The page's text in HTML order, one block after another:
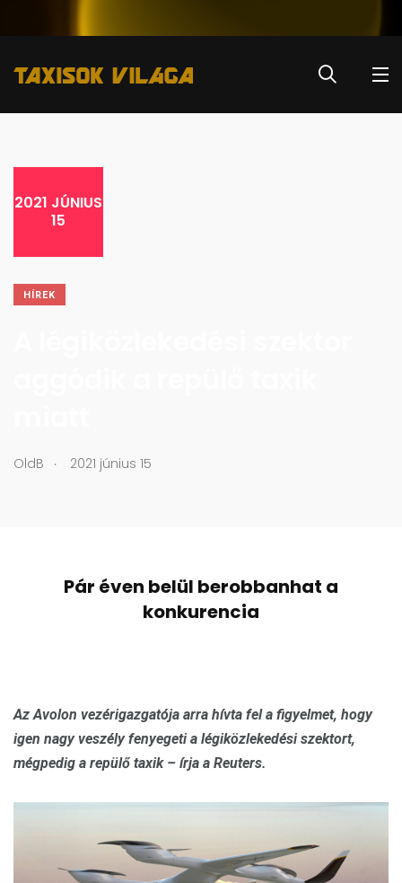
2021 JÚNIUS
15
HÍREK
OldB . 2021 június 15
Pár éven belül berobbanhat a
konkurencia
Az Avolon vezérigazgatója arra hívta fel a figyelmet, hogy
igen nagy veszély fenyegeti a légiközlekedési szektort,
mégpedig a repülő taxik – írja a Reuters.